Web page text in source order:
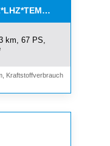
km, 67 PS,
Kraftstoffverbrauch